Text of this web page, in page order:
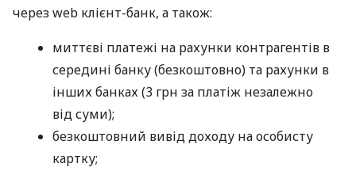
через web клієнт-банк, а також:
миттєві платежі на рахунки контрагентів в
середині банку (безкоштовно) та рахунки в
інших банках (3 грн за платіж незалежно
від суми);
безкоштовний вивід доходу на особисту
картку;